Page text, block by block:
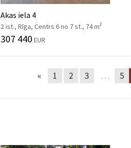
Akas iela 4
2 ist., Rīga, Centrs 6 no 7 st., 74 m2
307 440 EUR
« 1 2 3 … 5